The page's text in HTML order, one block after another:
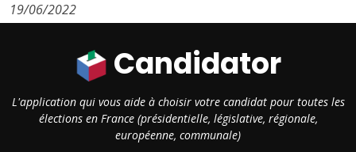
19/06/2022
Candidator
L'application qui vous aide à choisir votre candidat pour toutes les
élections en France (présidentielle, législative, régionale,
européenne, communale)